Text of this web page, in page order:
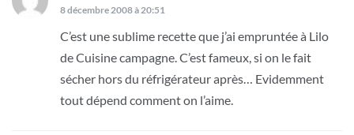
8 décembre 2008 à 20:51
C’est une sublime recette que j’ai empruntée à Lilo
de Cuisine campagne. C’est fameux, si on le fait
sécher hors du réfrigérateur après… Evidemment
tout dépend comment on l’aime.